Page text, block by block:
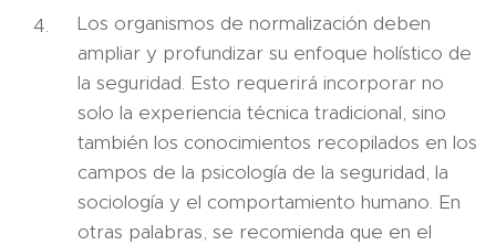
Los organismos de normalización deben
ampliar y profundizar su enfoque holístico de
la seguridad. Esto requerirá incorporar no
solo la experiencia técnica tradicional, sino
también los conocimientos recopilados en los
campos de la psicología de la seguridad, la
sociología y el comportamiento humano. En
otras palabras, se recomienda que en el